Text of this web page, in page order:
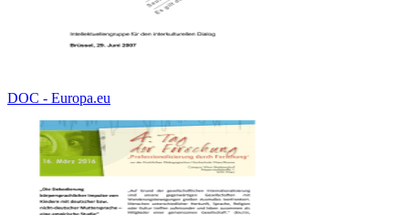
DOC - Europa.eu